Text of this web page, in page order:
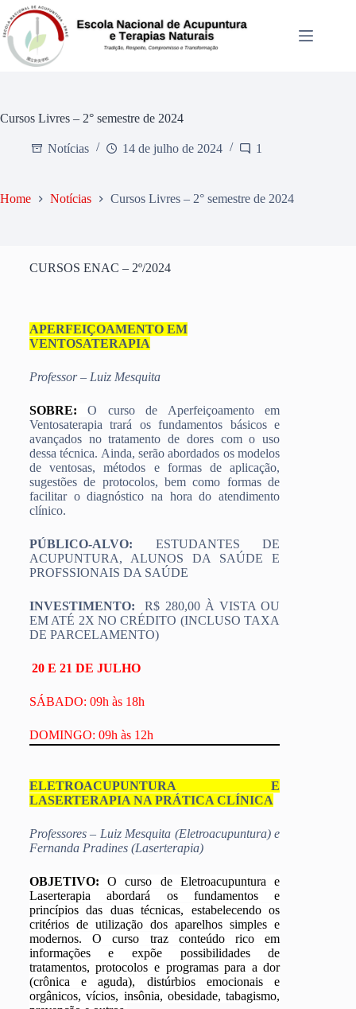
Cursos Livres – 2° semestre de 2024
Notícias 14 de julho de 2024 1
Home Notícias Cursos Livres – 2° semestre de 2024
CURSOS ENAC – 2º/2024
APERFEIÇOAMENTO EM
VENTOSATERAPIA
Professor – Luiz Mesquita
SOBRE:O curso de Aperfeiçoamento em
Ventosaterapia trará os fundamentos básicos e
avançados no tratamento de dores com o uso
dessa técnica. Ainda, serão abordados os modelos
de ventosas, métodos e formas de aplicação,
sugestões de protocolos, bem como formas de
facilitar o diagnóstico na hora do atendimento
clínico.
PÚBLICO-ALVO: ESTUDANTES DE
ACUPUNTURA, ALUNOS DA SAÚDE E
PROFSSIONAIS DA SAÚDE
INVESTIMENTO:
R$ 280,00 À VISTA OU
EM ATÉ 2X NO CRÉDITO (INCLUSO TAXA
DE PARCELAMENTO)
20 E 21 DE JULHO
SÁBADO: 09h às 18h
DOMINGO: 09h às 12h
ELETROACUPUNTURA E
LASERTERAPIA NA PRÁTICA CLÍNICA
Professores – Luiz Mesquita (Eletroacupuntura) e
Fernanda Pradines (Laserterapia)
OBJETIVO: O curso de Eletroacupuntura e
Laserterapia abordará os fundamentos e
princípios das duas técnicas, estabelecendo os
critérios de utilização dos aparelhos simples e
modernos. O curso traz conteúdo rico em
informações e expõe possibilidades de
tratamentos, protocolos e programas para a dor
(crônica e aguda), distúrbios emocionais e
orgânicos, vícios, insônia, obesidade, tabagismo,